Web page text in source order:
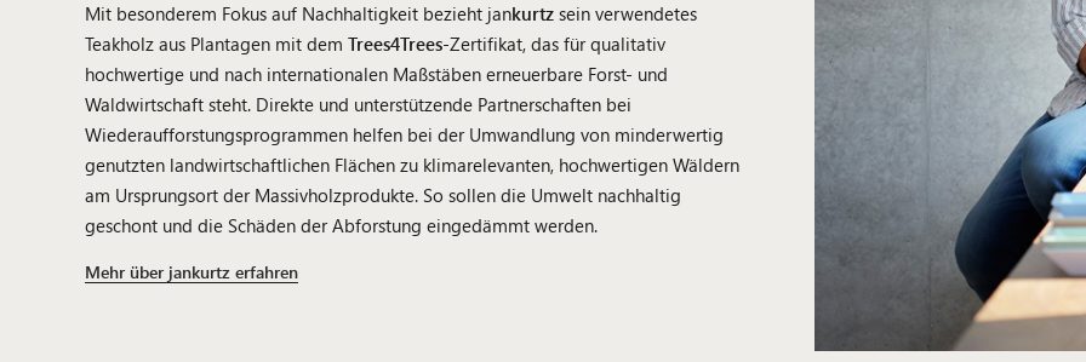
Mit besonderem Fokus auf Nachhaltigkeit bezieht jankurtz sein verwendetes
Teakholz aus Plantagen mit dem Trees4Trees-Zertifikat, das für qualitativ
hochwertige und nach internationalen Maßstäben erneuerbare Forst- und
Waldwirtschaft steht. Direkte und unterstützende Partnerschaften bei
Wiederaufforstungsprogrammen helfen bei der Umwandlung von minderwertig
genutzten landwirtschaftlichen Flächen zu klimarelevanten, hochwertigen Wäldern
am Ursprungsort der Massivholzprodukte. So sollen die Umwelt nachhaltig
geschont und die Schäden der Abforstung eingedämmt werden.
Mehr über jankurtz erfahren